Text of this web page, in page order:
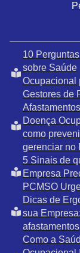
10
sobre Saúde
Ocupacional
Gestores de
Doença
como
gerenciar no
5 Sinais de
Empresa
PCMSO
Dicas de
sua
afastamentos
Como a